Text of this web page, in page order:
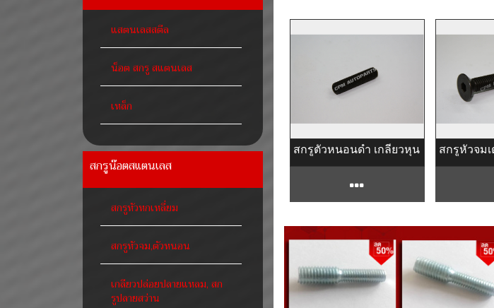
แสตนเลสสตีล
น็อต สกรู สแตนเลส
เหล็ก
สกรูน๊อตสแตนเลส
สกรูหัวหกเหลี่ยม
สกรูหัวจม,ตัวหนอน
เกลียวปล่อยปลายแหลม, สก
รูปลายสว่าน
สกรูตัวหนอนดำ เกลียวหุน